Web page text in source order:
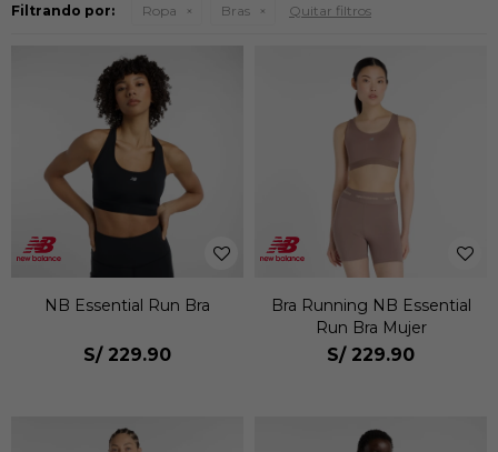
Filtrando por: Ropa Bras Quitar filtros
NB Essential Run Bra
S/ 229.90
Bra Running NB Essential
Run Bra Mujer
S/ 229.90